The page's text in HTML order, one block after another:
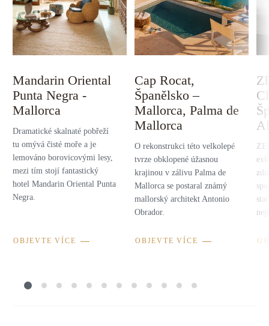
Mandarin Oriental
Punta Negra -
Mallorca
Dramatické skalnaté pobřeží
tu omývá čisté moře a je
lemováno borovicovými lesy,
mezi tím stojí fantastický
hotel Mandarin Oriental Punta
Negra.
OBJEVTE VÍCE
Cap Rocat,
Španělsko –
Mallorca, Palma de
Mallorca
O rekonstrukci této velkolepé
tvrze obklopené úžasnou
krajinou v zálivu Palma de
Mallorca se postaral známý
mallorský architekt Antonio
Obrador.
OBJEVTE VÍCE